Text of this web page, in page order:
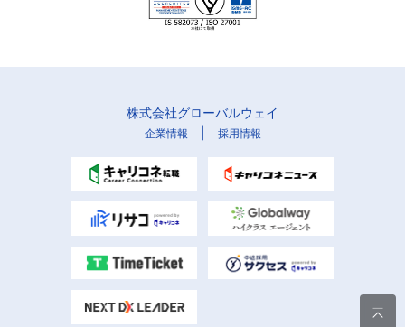
株式会社グローバルウェイ
企業情報 採用情報
